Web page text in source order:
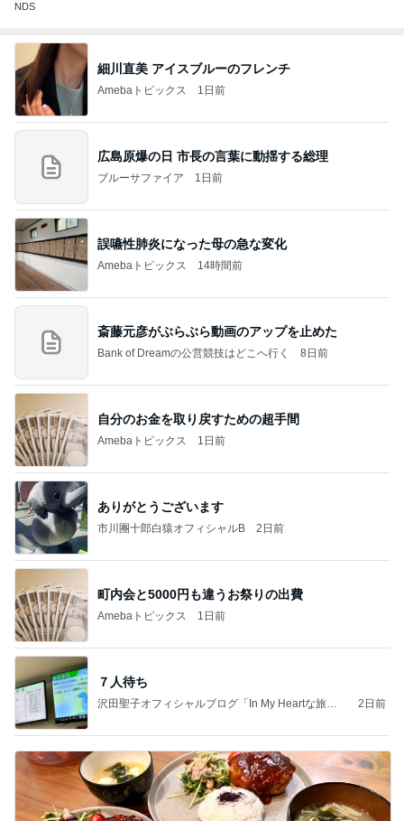
NDS
細川直美 アイスブルーのフレンチ
Amebaトピックス 1日前
広島原爆の日 市長の言葉に動揺する総理
ブルーサファイア 1日前
誤嚥性肺炎になった母の急な変化
Amebaトピックス 14時間前
斎藤元彦がぶらぶら動画のアップを止めた
Bank of Dreamの公営競技はどこへ行く 8日前
自分のお金を取り戻すための超手間
Amebaトピックス 1日前
ありがとうございます
市川團十郎白猿オフィシャルB 2日前
町内会と5000円も違うお祭りの出費
Amebaトピックス 1日前
７人待ち
沢田聖子オフィシャルブログ「In My Heartな旅日
2日前